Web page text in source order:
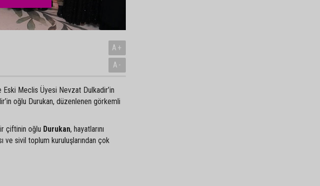
A+
A-
Eski Meclis Üyesi Nevzat Dulkadir’in
oğlu Durukan, düzenlenen görkemli
çiftinin oğlu Durukan, hayatlarını
ve sivil toplum kuruluşlarından çok